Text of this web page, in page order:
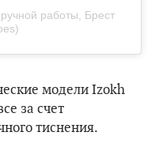
работы, Брест
модели Izokh
за счет
тиснения.